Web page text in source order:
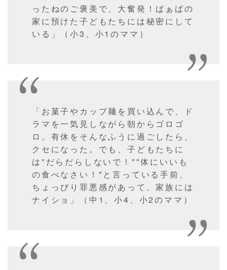
ったねのご褒美で、大奮発！ばぁばの
家に預けた子どもたちには秘密にして
いる」（小3、小1のママ）
「お菓子やカップ麺を買い込んで、ド
ラマを一気見しながら朝からゴロゴ
ロ。有休をそんなふうに過ごしたら、
クセになった。でも、子どもたちに
は"だらだらしないで！""体にいいも
の食べなさい！"と言っている手前、
ちょっぴり罪悪感があって、家族には
ナイショ」（中1、小4、小2のママ）